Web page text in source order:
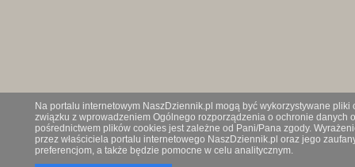
Na portalu internetowym NaszDziennik.pl mogą być wykorzystywane
związku z wprowadzeniem Ogólnego rozporządzenia o ochronie danych
pośrednictwem plików cookies jest zależne od Pani/Pana zgody.
przez właściciela portalu internetowego NaszDziennik.pl oraz jego
preferencjom, a także będzie pomocne w celu analitycznym.